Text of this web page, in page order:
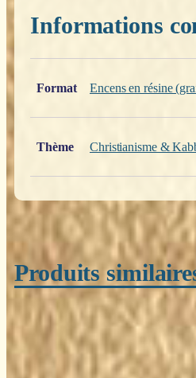
Informations
Format
Encens en résine
Thème Christianisme &
Produits